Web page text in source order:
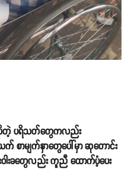
သိတဲ့ ပရိသတ်တွေကလည်း
က် စာမျက်နှာတွေပေါ်မှာ ဆုတောင်း
ဝါးခတွေလည်း ကူညီ ထောက်ပံ့ပေး